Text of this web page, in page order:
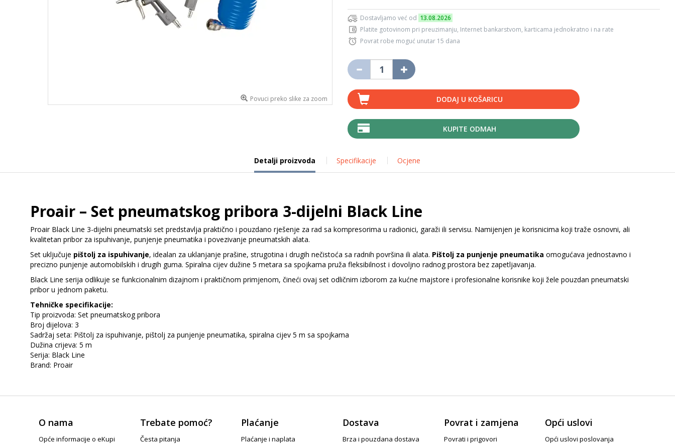
Povuci preko slike za zoom
Dostavljamo već od 13.08.2026
Platite gotovinom pri preuzimanju, Internet bankarstvom, karticama jednokratno i na rate
Povrat robe moguć unutar 15 dana
DODAJ U KOŠARICU
KUPITE ODMAH
Detalji proizvoda Specifikacije Ocjene
Proair – Set pneumatskog pribora 3-dijelni Black Line
Proair Black Line 3-dijelni pneumatski set predstavlja praktično i pouzdano rješenje za rad sa kompresorima u radionici, garaži ili servisu. Namijenjen je korisnicima koji traže osnovni, ali
kvalitetan pribor za ispuhivanje, punjenje pneumatika i povezivanje pneumatskih alata.
Set uključuje pištolj za ispuhivanje, idealan za uklanjanje prašine, strugotina i drugih nečistoća sa radnih površina ili alata. Pištolj za punjenje pneumatika omogućava jednostavno i
precizno punjenje automobilskih i drugih guma. Spiralna cijev dužine 5 metara sa spojkama pruža fleksibilnost i dovoljno radnog prostora bez zapetljavanja.
Black Line serija odlikuje se funkcionalnim dizajnom i praktičnom primjenom, čineći ovaj set odličnim izborom za kućne majstore i profesionalne korisnike koji žele pouzdan pneumatski
pribor u jednom paketu.
Tehničke specifikacije:
Tip proizvoda: Set pneumatskog pribora
Broj dijelova: 3
Sadržaj seta: Pištolj za ispuhivanje, pištolj za punjenje pneumatika, spiralna cijev 5 m sa spojkama
Dužina crijeva: 5 m
Serija: Black Line
Brand: Proair
O nama
Opće informacije o eKupi
Trebate pomoć?
Česta pitanja
Plaćanje
Plaćanje i naplata
Dostava
Brza i pouzdana dostava
Povrat i zamjena
Povrati i prigovori
Opći uslovi
Opći uslovi poslovanja